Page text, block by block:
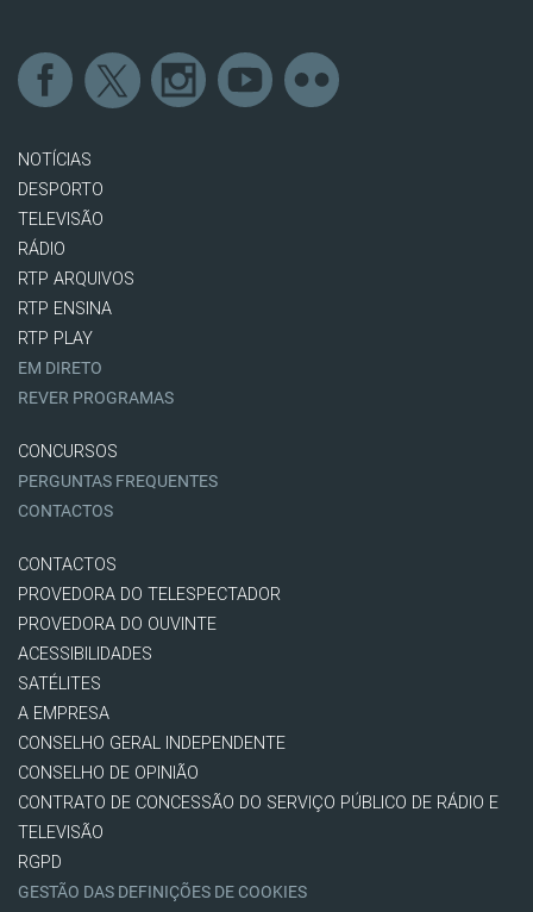
NOTÍCIAS
DESPORTO
TELEVISÃO
RÁDIO
RTP ARQUIVOS
RTP ENSINA
RTP PLAY
EM DIRETO
REVER PROGRAMAS
CONCURSOS
PERGUNTAS FREQUENTES
CONTACTOS
CONTACTOS
PROVEDORA DO TELESPECTADOR
PROVEDORA DO OUVINTE
ACESSIBILIDADES
SATÉLITES
A EMPRESA
CONSELHO GERAL INDEPENDENTE
CONSELHO DE OPINIÃO
CONTRATO DE CONCESSÃO DO SERVIÇO PÚBLICO DE RÁDIO E
TELEVISÃO
RGPD
GESTÃO DAS DEFINIÇÕES DE COOKIES